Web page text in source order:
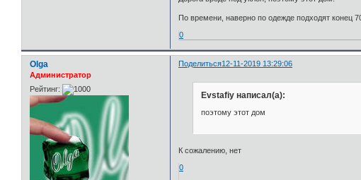
По времени, наверно по одежде подходят конец
0
Поделиться12-11-2019 13:29:06
Olga
Администратор
Рейтинг:
Evstafiy написал(а):
поэтому этот дом
К сожалению, нет
0